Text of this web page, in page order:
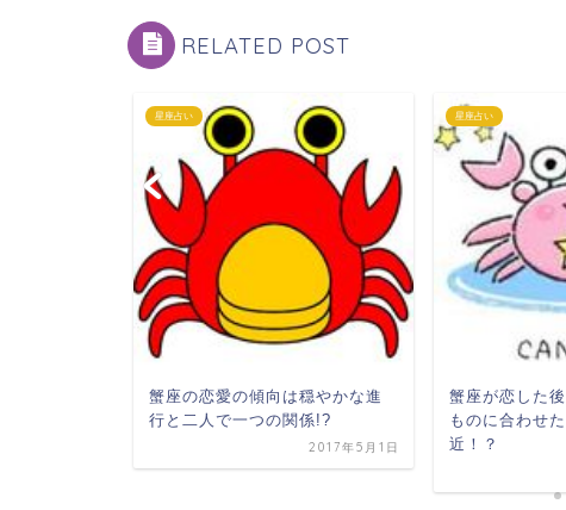
RELATED POST
星座占い
蟹座の恋愛の傾向は穏やかな進
行と二人で一つの関係!?
2017年5月1日
星座占い
蟹座が恋した
ものに合わせ
近！？